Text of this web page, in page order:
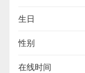
生日
性别
在线时间